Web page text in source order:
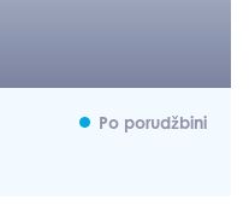
Po porudžbini